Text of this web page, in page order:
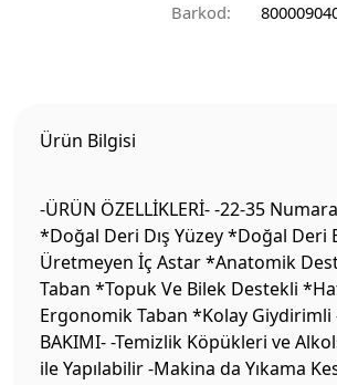
Barkod:
Ürün Bilgisi
-ÜRÜN ÖZELLİKLERİ- -22-35
*Doğal Deri Dış Yüzey *Doğal Deri
Üretmeyen İç Astar *Anatomik
Taban *Topuk Ve Bilek Destekli
Ergonomik Taban *Kolay Giydirimli
BAKIMI- -Temizlik Köpükleri ve
ile Yapılabilir -Makina da Yıkama